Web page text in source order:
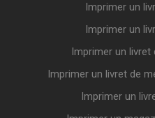
Imprimer un
Imprimer un
Imprimer un
Imprimer un livret de
Imprimer un